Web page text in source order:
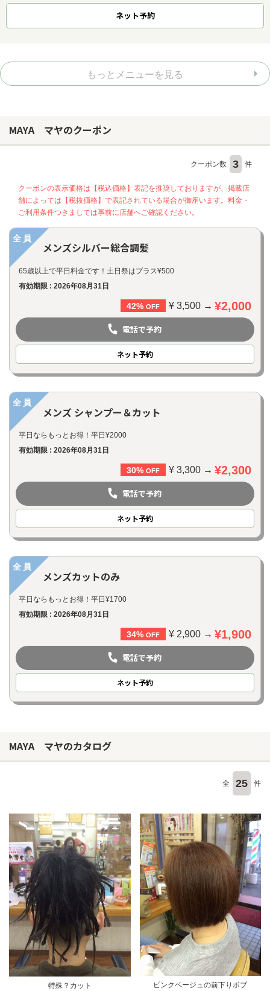
ネット予約
もっとメニューを見る
MAYA マヤのクーポン
クーポン数 3 件
クーポンの表示価格は【税込価格】表記を推奨しておりますが、掲載店
舗によっては【税抜価格】で表記されている場合が御座います。料金・
ご利用条件つきましては事前に店舗へご確認ください。
全員
メンズシルバー総合調髪
65歳以上で平日料金です！土日祭はプラス¥500
有効期限 : 2026年08月31日
42% OFF ¥ 3,500 → ¥2,000
電話で予約
ネット予約
全員
メンズ シャンプー＆カット
平日ならもっとお得！平日¥2000
有効期限 : 2026年08月31日
30% OFF ¥ 3,300 → ¥2,300
電話で予約
ネット予約
全員
メンズカットのみ
平日ならもっとお得！平日¥1700
有効期限 : 2026年08月31日
34% OFF ¥ 2,900 → ¥1,900
電話で予約
ネット予約
MAYA マヤのカタログ
全 25 件
特殊？カット ピンクベージュの前下りボブ